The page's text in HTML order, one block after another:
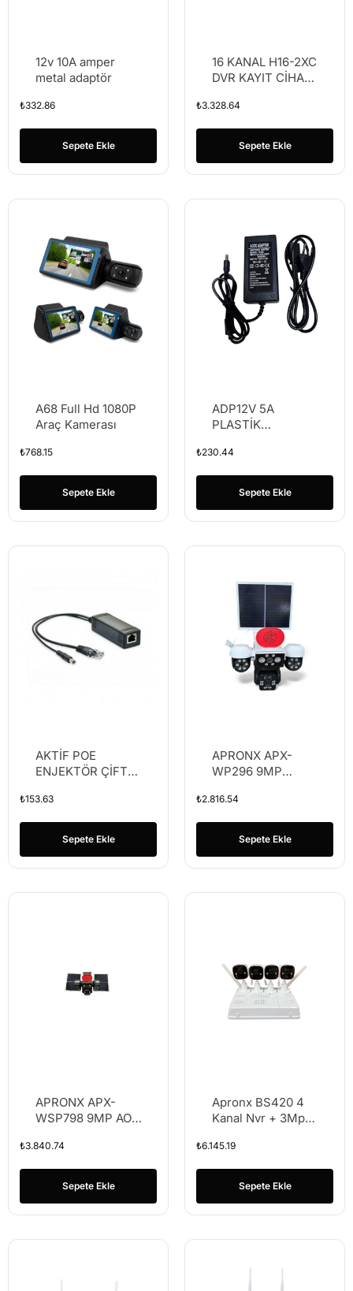
12v 10A amper
metal adaptör
₺332.86
Sepete Ekle
16 KANAL H16-2XC
DVR KAYIT CİHAZI
₺3.328.64
Sepete Ekle
A68 Full Hd 1080P
Araç Kamerası
₺768.15
Sepete Ekle
ADP12V 5A
PLASTİK
₺230.44
Sepete Ekle
AKTİF POE
ENJEKTÖR ÇİFTLİ
ÇIKIŞ F24100 80-
100MT
₺153.63
Sepete Ekle
APRONX APX-
WP296 9MP
WIFI ÜÇ KAMERA
24 LED PTZ
₺2.816.54
Sepete Ekle
APRONX APX-
WSP798 9MP AOV
KAMERA 2 SOLAR
PANEL 40 LED
₺3.840.74
Sepete Ekle
Apronx BS420 4
Kanal Nvr + 3Mp 4
Mik. Wifi Set
₺6.145.19
Sepete Ekle